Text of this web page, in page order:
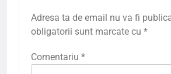
Adresa ta de email nu va fi
obligatorii sunt marcate cu *
Comentariu *